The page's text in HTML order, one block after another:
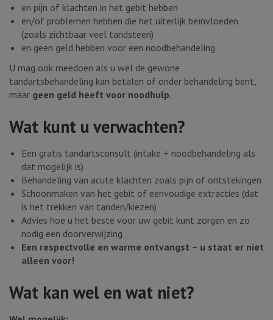
en pijn of klachten in het gebit hebben
en/of problemen hebben die het uiterlijk beïnvloeden
(zoals zichtbaar veel tandsteen)
en geen geld hebben voor een noodbehandeling
U mag ook meedoen als u wel de gewone
tandartsbehandeling kan betalen of onder behandeling bent,
maar geen geld heeft voor noodhulp.
Wat kunt u verwachten?
Een gratis tandartsconsult (intake + noodbehandeling als
dat mogelijk is)
Behandeling van acute klachten zoals pijn of ontstekingen
Schoonmaken van het gebit of eenvoudige extracties (dat
is het trekken van tanden/kiezen)
Advies hoe u het beste voor uw gebit kunt zorgen en zo
nodig een doorverwijzing
Een respectvolle en warme ontvangst – u staat er niet
alleen voor!
Wat kan wel en wat niet?